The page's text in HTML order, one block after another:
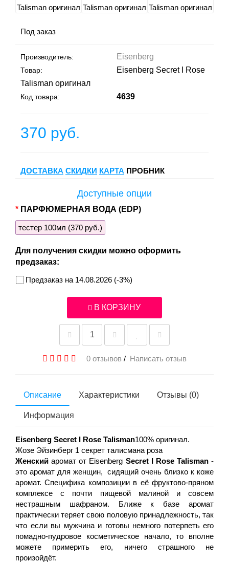
Под заказ
Производитель: Eisenberg
Товар:
Eisenberg Secret I Rose
Talisman оригинал
Код товара: 4639
370 руб.
ДОСТАВКА СКИДКИ КАРТА ПРОБНИК
Доступные опции
ПАРФЮМЕРНАЯ ВОДА (EDP)
тестер 100мл (370 руб.)
Для получения скидки можно оформить
предзаказ:
Предзаказ на 14.08.2026 (-3%)
В КОРЗИНУ
0 отзывов / Написать отзыв
Описание Характеристики Отзывы (0)
Информация
Eisenberg Secret I Rose Talisman100% оригинал.
Жозе Эйзинберг 1 секрет талисмана роза
Женскийаромат от Eisenberg Secret I Rose Talisman -
это аромат для женщин, сидящий очень близко к коже
аромат. Специфика композиции в её фруктово-пряном
комплексе с почти пищевой малиной и совсем
нестрашным шафраном. Ближе к базе аромат
практически теряет свою половую принадлежность, так
что если вы мужчина и готовы немного потерпеть его
помадно-пудровое косметическое начало, то вполне
можете примерить его, ничего страшного не
произойдёт.